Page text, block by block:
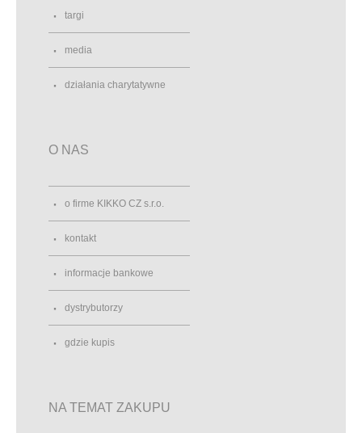
targi
media
działania charytatywne
O NAS
o firme KIKKO CZ s.r.o.
kontakt
informacje bankowe
dystrybutorzy
gdzie kupis
NA TEMAT ZAKUPU